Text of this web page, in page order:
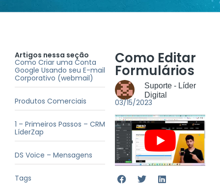
Artigos nessa seção
Como Criar uma Conta
Google Usando seu E-mail
Corporativo (webmail)
Produtos Comerciais
1 – Primeiros Passos – CRM
LíderZap
DS Voice – Mensagens
Tags
Como Editar
Formulários
Suporte - Líder
Digital
03/15/2023